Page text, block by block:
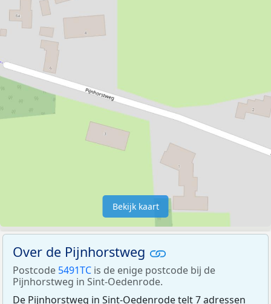
Bekijk kaart
Over de Pijnhorstweg
Postcode 5491TC is de enige postcode bij de
Pijnhorstweg in Sint-Oedenrode.
De Pijnhorstweg in Sint-Oedenrode telt 7 adressen